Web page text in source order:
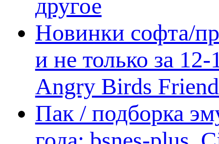
другое
Новинки софта/
и не только за
Angry Birds
Пак / подборка